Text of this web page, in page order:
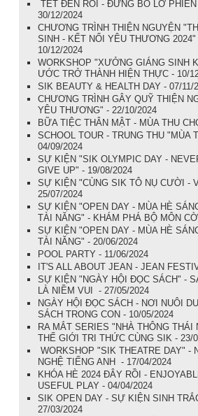
TẾT ĐẾN RỒI - ĐỪNG BỎ LỠ
30/12/2024
CHƯƠNG TRÌNH THIỆN NGUYỆN
SINH - KẾT NỐI YÊU THƯƠNG
10/12/2024
WORKSHOP "XƯỞNG GIÁNG SINH
ƯỚC TRỞ THÀNH HIỆN THỰC - 10/
SIK BEAUTY & HEALTH DAY - 07/11/
CHƯƠNG TRÌNH GÂY QUỸ THIỆN
YÊU THƯƠNG" - 22/10/2024
BỮA TIỆC THÂN MẬT - MÙA THU
SCHOOL TOUR - TRUNG THU "MÙA
04/09/2024
SỰ KIỆN "SIK OLYMPIC DAY -
GIVE UP" - 19/08/2024
SỰ KIỆN "CÙNG SIK TÔ NỤ CƯỜI -
25/07/2024
SỰ KIỆN "OPEN DAY - MÙA HÈ
TÀI NĂNG" - KHÁM PHÁ BỘ MÔN
SỰ KIỆN "OPEN DAY - MÙA HÈ
TÀI NĂNG" - 20/06/2024
POOL PARTY - 11/06/2024
IT'S ALL ABOUT JEAN - JEAN
SỰ KIỆN "NGÀY HỘI ĐỌC SÁCH" -
LÀ NIỀM VUI - 27/05/2024
NGÀY HỘI ĐỌC SÁCH - NƠI NUÔI
SÁCH TRONG CON - 10/05/2024
RA MẮT SERIES "NHÀ THÔNG THÁI
THẾ GIỚI TRI THỨC CÙNG SIK - 23/
WORKSHOP "SIK THEATRE DAY" -
NGHỆ TIẾNG ANH - 17/04/2024
KHÓA HÈ 2024 ĐÂY RỒI -
USEFUL PLAY - 04/04/2024
SIK OPEN DAY - SỰ KIỆN SINH
27/03/2024